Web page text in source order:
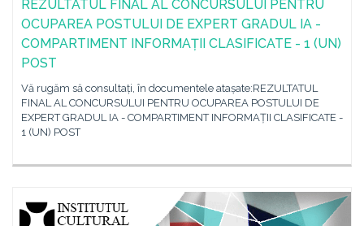
REZULTATUL FINAL AL CONCURSULUI PENTRU
OCUPAREA POSTULUI DE EXPERT GRADUL IA -
COMPARTIMENT INFORMAȚII CLASIFICATE - 1 (UN)
POST
Vă rugăm să consultați, în documentele atașate:REZULTATUL
FINAL AL CONCURSULUI PENTRU OCUPAREA POSTULUI DE
EXPERT GRADUL IA - COMPARTIMENT INFORMAȚII CLASIFICATE -
1 (UN) POST